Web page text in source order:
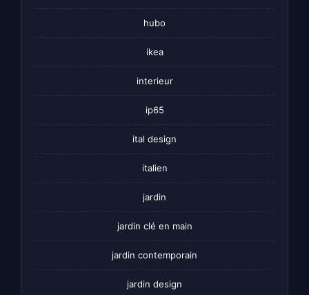
hubo
ikea
interieur
ip65
ital design
italien
jardin
jardin clé en main
jardin contemporain
jardin design